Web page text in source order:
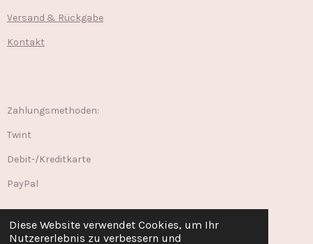
Diese Website verwendet Cookies, um Ihr
Nutzererlebnis zu verbessern und
Versand & Rückgabe
Kontakt
Zahlungsmethoden:
Twint
Debit-/Kreditkarte
PayPal
W I F